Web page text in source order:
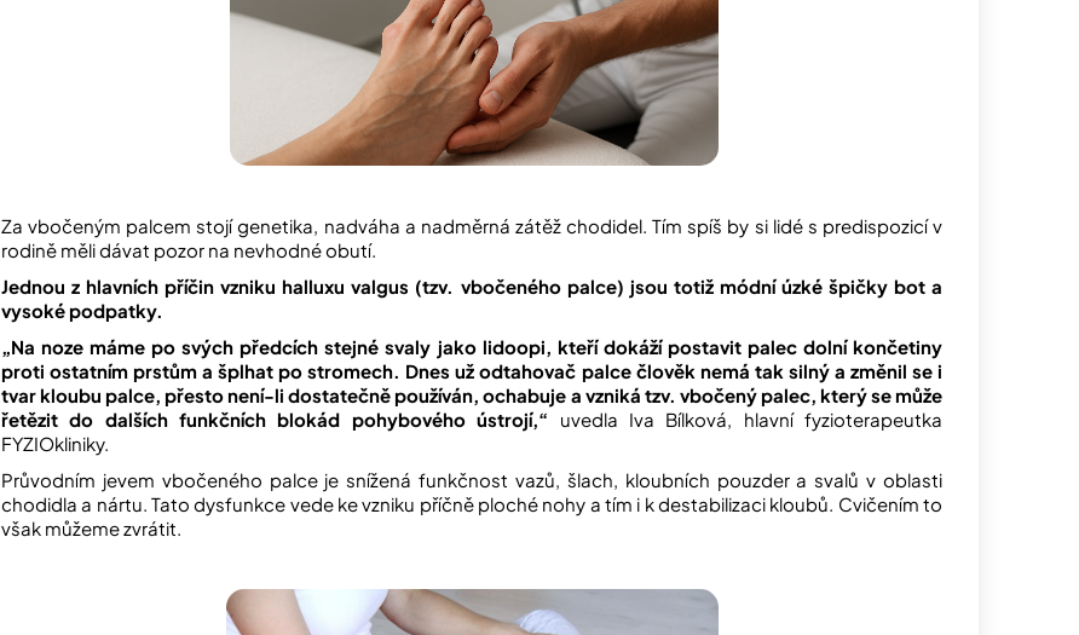
Za vbočeným palcem stojí genetika, nadváha a nadměrná zátěž chodidel. Tím spíš by si lidé s predispozicí v
rodině měli dávat pozor na nevhodné obutí.
Jednou z hlavních příčin vzniku halluxu valgus (tzv. vbočeného palce) jsou totiž módní úzké špičky bot a
vysoké podpatky.
„Na noze máme po svých předcích stejné svaly jako lidoopi, kteří dokáží postavit palec dolní končetiny
proti ostatním prstům a šplhat po stromech. Dnes už odtahovač palce člověk nemá tak silný a změnil se i
tvar kloubu palce, přesto není-li dostatečně používán, ochabuje a vzniká tzv. vbočený palec, který se může
řetězit do dalších funkčních blokád pohybového ústrojí,“ uvedla Iva Bílková, hlavní fyzioterapeutka
FYZIOkliniky.
Průvodním jevem vbočeného palce je snížená funkčnost vazů, šlach, kloubních pouzder a svalů v oblasti
chodidla a nártu. Tato dysfunkce vede ke vzniku příčně ploché nohy a tím i k destabilizaci kloubů. Cvičením to
však můžeme zvrátit.